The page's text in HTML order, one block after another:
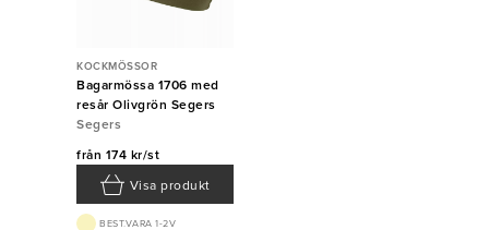
KOCKMÖSSOR
Bagarmössa 1706 med
resår Olivgrön Segers
Segers
från 174 kr/st
Visa produkt
BEST.VARA 1-2V